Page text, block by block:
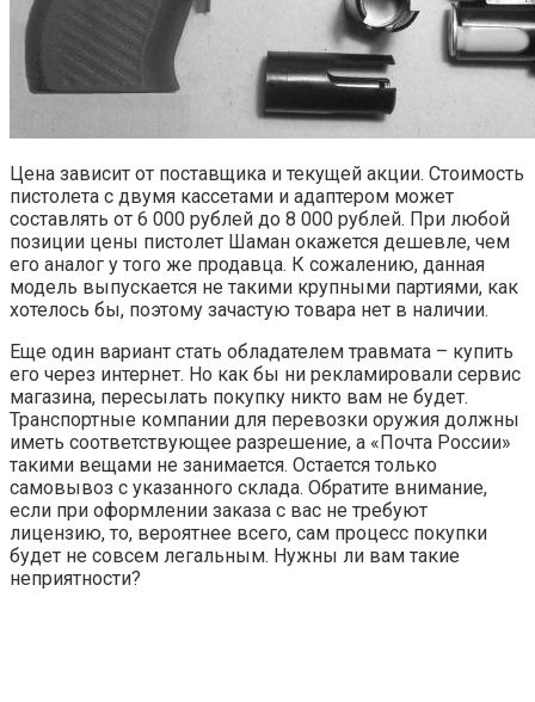
Цена зависит от поставщика и текущей акции. Стоимость
пистолета с двумя кассетами и адаптером может
составлять от 6 000 рублей до 8 000 рублей. При любой
позиции цены пистолет Шаман окажется дешевле, чем
его аналог у того же продавца. К сожалению, данная
модель выпускается не такими крупными партиями, как
хотелось бы, поэтому зачастую товара нет в наличии.
Еще один вариант стать обладателем травмата – купить
его через интернет. Но как бы ни рекламировали сервис
магазина, пересылать покупку никто вам не будет.
Транспортные компании для перевозки оружия должны
иметь соответствующее разрешение, а «Почта России»
такими вещами не занимается. Остается только
самовывоз с указанного склада. Обратите внимание,
если при оформлении заказа с вас не требуют
лицензию, то, вероятнее всего, сам процесс покупки
будет не совсем легальным. Нужны ли вам такие
неприятности?